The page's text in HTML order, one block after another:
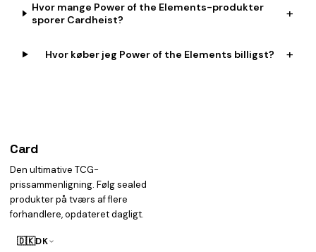
Hvor mange Power of the Elements-produkter
sporer Cardheist?
+
Hvor køber jeg Power of the Elements billigst? +
Card
Den ultimative TCG-
prissammenligning. Følg sealed
produkter på tværs af flere
forhandlere, opdateret dagligt.
🇩🇰DK